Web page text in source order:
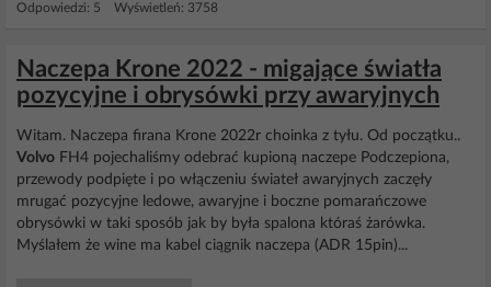
Odpowiedzi: 5 Wyświetleń: 3758
Naczepa Krone 2022 - migające światła
pozycyjne i obrysówki przy awaryjnych
Witam. Naczepa firana Krone 2022r choinka z tyłu. Od początku..
Volvo FH4 pojechaliśmy odebrać kupioną naczepe Podczepiona,
przewody podpięte i po włączeniu świateł awaryjnych zaczęły
mrugać pozycyjne ledowe, awaryjne i boczne pomarańczowe
obrysówki w taki sposób jak by była spalona któraś żarówka.
Myślałem że wine ma kabel ciągnik naczepa (ADR 15pin)...